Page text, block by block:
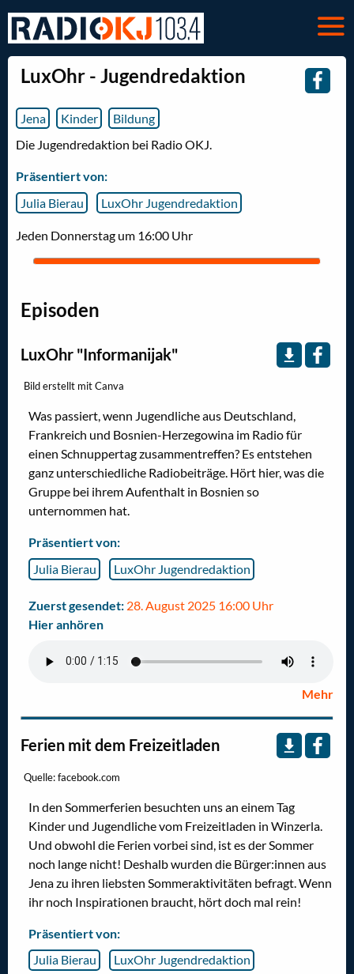
LuxOhr - Jugendredaktion
Jena Kinder
Bildung
Die Jugendredaktion bei Radio OKJ.
Präsentiert von:
Julia Bierau
LuxOhr Jugendredaktion
Jeden Donnerstag um 16:00 Uhr
Episoden
LuxOhr "Informanijak"
Bild erstellt mit Canva
Was passiert, wenn Jugendliche aus Deutschland,
Frankreich und Bosnien-Herzegowina im Radio für
einen Schnuppertag zusammentreffen? Es entstehen
ganz unterschiedliche Radiobeiträge. Hört hier, was die
Gruppe bei ihrem Aufenthalt in Bosnien so
unternommen hat.
Präsentiert von:
Julia Bierau
LuxOhr Jugendredaktion
Zuerst gesendet: 28. August 2025 16:00 Uhr
Hier anhören
Mehr
Ferien mit dem Freizeitladen
Quelle: facebook.com
In den Sommerferien besuchten uns an einem Tag
Kinder und Jugendliche vom Freizeitladen in Winzerla.
Und obwohl die Ferien vorbei sind, ist es der Sommer
noch lange nicht! Deshalb wurden die Bürger:innen aus
Jena zu ihren liebsten Sommeraktivitäten befragt. Wenn
ihr noch Inspirationen braucht, hört doch mal rein!
Präsentiert von:
Julia Bierau
LuxOhr Jugendredaktion